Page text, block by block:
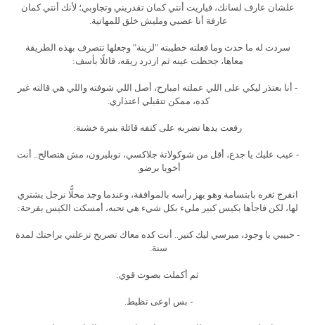
علشان عارف لسانك، فياريت أنتي كمان تقدريني وتجاوبي؛ لأنك أنتي كمان
عارفة أنا عصبي ومليش خلق للمهاتية.
سردت له ما حدث وما فعلته خطيبته "لزينة" وجعلها تتصرف بهذه الطريقة
معاها، جحظت عينه ثم ازدرد ريقه، قائلًا بأسف:
- أنا بعتذر ليكي على اللي عملته امبارح، أصل اللي شوفته واللي هي قالته غير
كده، ممكن تتقبلي اعتذاري.
رفعت يدها تضربه على كتفه قائلة بنبرة خشنة:
- عيب عليك يا جدع، أقل من شوكولاتة جلاكسي، توبليرون، مش هتصالح.. أنت
أخويا برضو.
انفرج ثغره بابتسامة وهو يهز رأسه بالموافقة، وعندما وجد محلًّا ترجل يشتري
لها، لكن فاجأها بكيس كبير مليء بكل شيء هي تحبه، أمسكت الكيس بفرحة:
- حبيبي يا وجود، ميرسي ليك كتير.. أنت كده معاك تصريح تزعلني براحتك لمدة
سنة.
ثم أكملت بصوت قوي:
- بس اوعى تظيط.